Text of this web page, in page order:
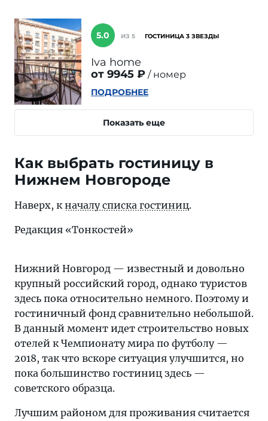
5.0 ИЗ 5 ГОСТИНИЦА 3 ЗВЕЗДЫ
Iva home
от 9945 ₽
номер
ПОДРОБНЕЕ
Показать еще
Как выбрать гостиницу в
Нижнем Новгороде
Наверх, кначалу списка гостиниц.
Редакция «Тонкостей»
Нижний Новгород — известный и довольно
крупный российский город, однако туристов
здесь пока относительно немного. Поэтому и
гостиничный фонд сравнительно небольшой.
В данный момент идет строительство новых
отелей к Чемпионату мира по футболу —
2018, так что вскоре ситуация улучшится, но
пока большинство гостиниц здесь —
советского образца.
Лучшим районом для проживания считается